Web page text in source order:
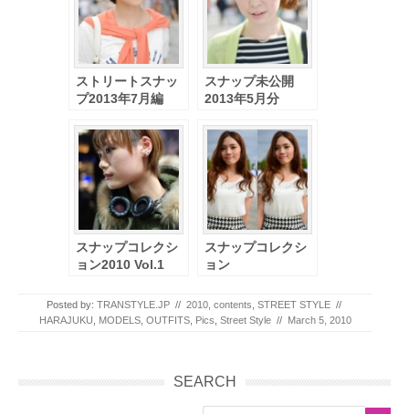
ストリートスナッ
プ2013年7月編
スナップ未公開
2013年5月分
スナップコレクシ
ョン2010 Vol.1
スナップコレクシ
ョン
A/W]
Posted by: TRANSTYLE.JP // 2010 contents STREET STYLE //
HARAJUKU
MODELS OUTFITS Pics Street Style // March 5, 2010
SEARCH